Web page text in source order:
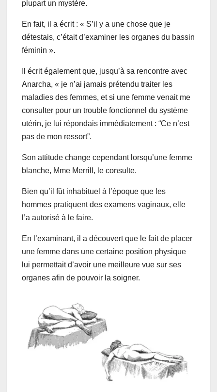
plupart un mystère.
En fait, il a écrit : « S’il y a une chose que je
détestais, c’était d’examiner les organes du bassin
féminin ».
Il écrit également que, jusqu’à sa rencontre avec
Anarcha, « je n’ai jamais prétendu traiter les
maladies des femmes, et si une femme venait me
consulter pour un trouble fonctionnel du système
utérin, je lui répondais immédiatement : “Ce n’est
pas de mon ressort”.
Son attitude change cependant lorsqu’une femme
blanche, Mme Merrill, le consulte.
Bien qu’il fût inhabituel à l’époque que les
hommes pratiquent des examens vaginaux, elle
l’a autorisé à le faire.
En l’examinant, il a découvert que le fait de placer
une femme dans une certaine position physique
lui permettait d’avoir une meilleure vue sur ses
organes afin de pouvoir la soigner.